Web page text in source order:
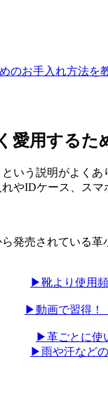
のお手入れ方法を
用するた
いう説明がよくあ
やIDケース、
発売されている
▶靴より使用
▶動画で習得！
▶革ごとに使
▶雨や汗など